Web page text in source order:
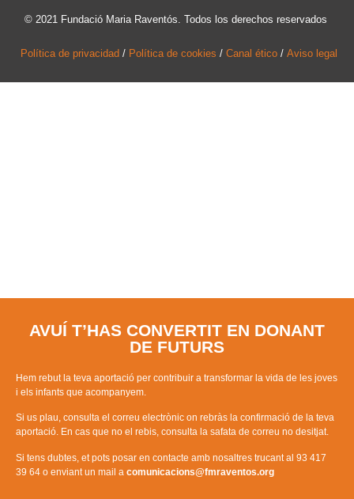
© 2021 Fundació Maria Raventós. Todos los derechos reservados
Política de privacidad / Política de cookies / Canal ético/ Aviso legal
AVUÍ T’HAS CONVERTIT EN DONANT
DE FUTURS
Hem rebut la teva aportació per contribuir a transformar la vida de les joves
i els infants que acompanyem.
Si us plau, consulta el correu electrònic on rebràs la confirmació de la teva
aportació. En cas que no el rebis, consulta la safata de correu no desitjat.
Si tens dubtes, et pots posar en contacte amb nosaltres trucant al 93 417
39 64 o enviant un mail a comunicacions@fmraventos.org